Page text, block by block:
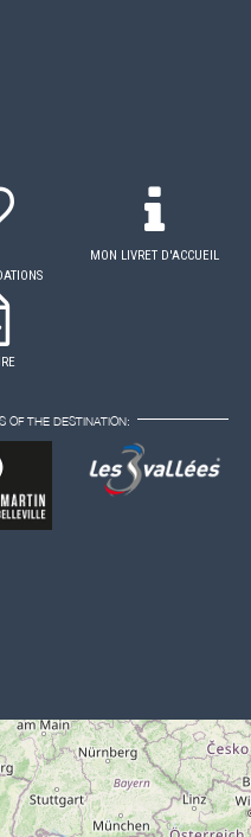
MON LIVRET D'ACCUEIL
OF THE DESTINATION: